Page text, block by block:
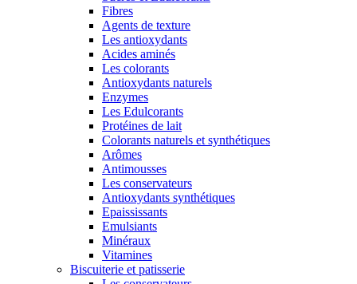
Fibres
Agents de texture
Les antioxydants
Acides aminés
Les colorants
Antioxydants naturels
Enzymes
Les Edulcorants
Protéines de lait
Colorants naturels et synthétiques
Arômes
Antimousses
Les conservateurs
Antioxydants synthétiques
Epaississants
Emulsiants
Minéraux
Vitamines
Biscuiterie et patisserie